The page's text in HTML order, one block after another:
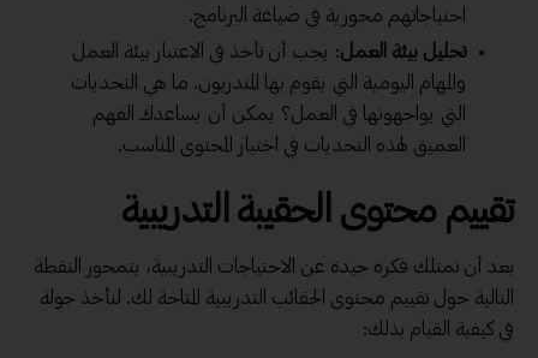
احتياجاتهم محورية في صياغة البرنامج.
تحليل بيئة العمل: يجب أن تأخذ في الاعتبار بيئة العمل
والمهام اليومية التي يقوم بها المتدربون. ما هي التحديات
التي يواجهونها في العمل؟ يمكن أن يساعدك الفهم
العميق لهذه التحديات في اختيار المحتوى المناسب.
تقييم محتوى الحقيبة التدريبية
بعد أن تمتلك فكرة جيدة عن الاحتياجات التدريبية، يتمحور النقطة
التالية حول تقييم محتوى الحقائب التدريبية المتاحة لك. لنأخذ جولة
في كيفية القيام بذلك: